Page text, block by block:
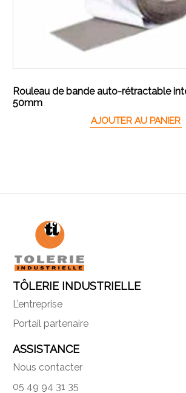
Rouleau de bande auto-rétractable
50mm
AJOUTER AU PANIER
TÔLERIE INDUSTRIELLE
L’entreprise
Portail partenaire
ASSISTANCE
Nous contacter
05 49 94 31 35